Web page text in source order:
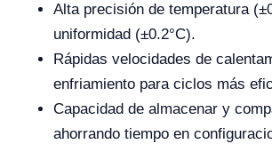
Alta precisión de temperatura
uniformidad (±0.2°C).
Rápidas velocidades de
enfriamiento para ciclos más
Capacidad de almacenar y
ahorrando tiempo en